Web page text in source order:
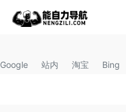
Google 站内 淘宝 Bing